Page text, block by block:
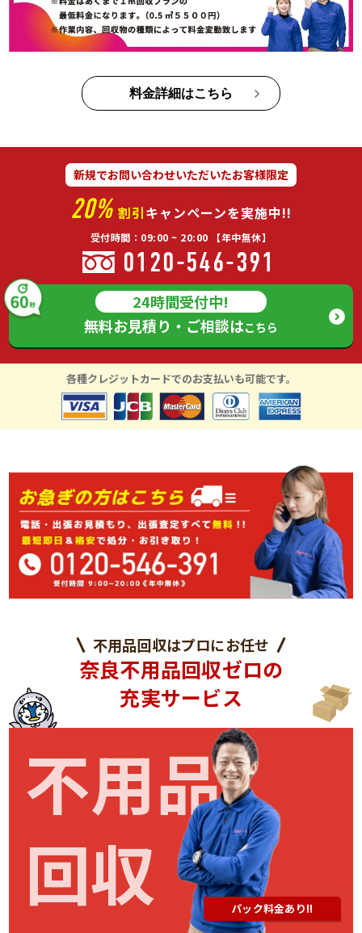
料金詳細はこちら
新規でお問い合わせいただいたお客様限定
20% 割引キャンペーンを実施中!!
受付時間：09:00 ~ 20:00 【年中無休】
0120-546-391
24時間受付中!
無料お見積り・ご相談はこちら
各種クレジットカードでのお支払いも可能です。
不用品回収はプロにお任せ
奈良不用品回収ゼロの
充実サービス
不用品
回収
パック料金あり!!